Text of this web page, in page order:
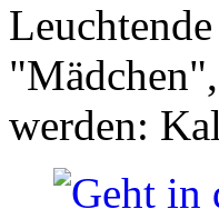
werden: